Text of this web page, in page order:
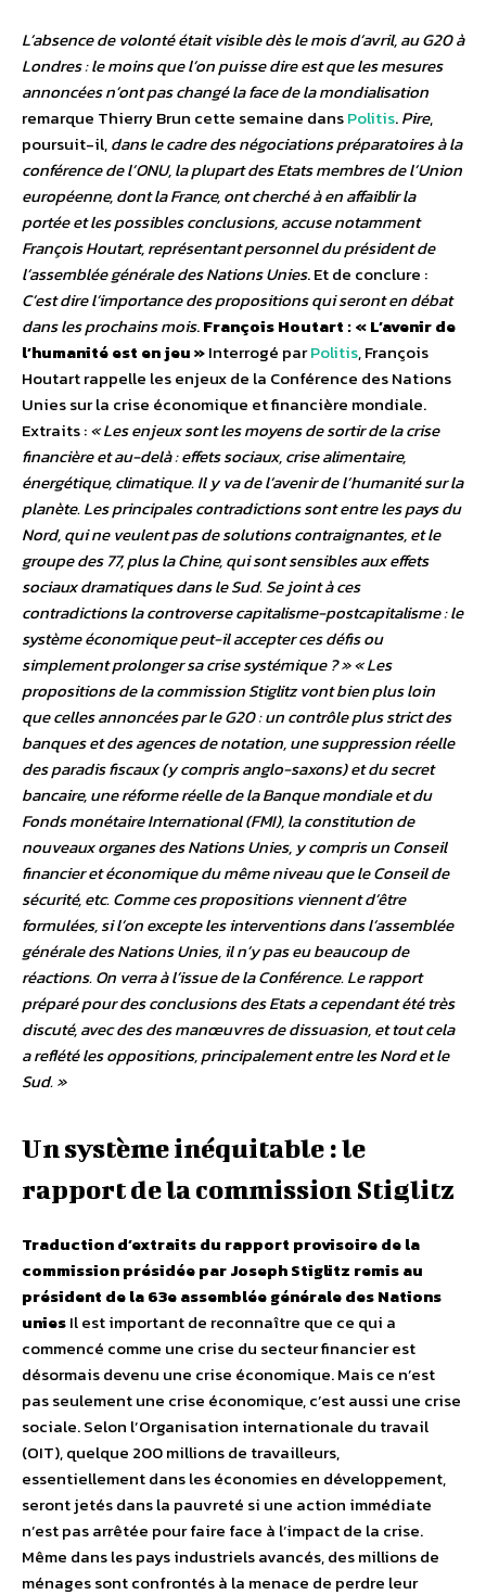
L’absence de volonté était visible dès le mois d’avril, au G20 à
Londres : le moins que l’on puisse dire est que les mesures
annoncées n’ont pas changé la face de la mondialisation
remarque Thierry Brun cette semaine dansPolitis.Pire,
poursuit-il,dans le cadre des négociations préparatoires à la
conférence de l’ONU, la plupart des Etats membres de l’Union
européenne, dont la France, ont cherché à en affaiblir la
portée et les possibles conclusions, accuse notamment
François Houtart, représentant personnel du président de
l’assemblée générale des Nations Unies. Et de conclure :
C’est dire l’importance des propositions qui seront en débat
dans les prochains mois.François Houtart : « L’avenir de
l’humanité est en jeu »Interrogé parPolitis, François
Houtart rappelle les enjeux de la Conférence des Nations
Unies sur la crise économique et financière mondiale.
Extraits :« Les enjeux sont les moyens de sortir de la crise
financière et au-delà : effets sociaux, crise alimentaire,
énergétique, climatique. Il y va de l’avenir de l’humanité sur la
planète. Les principales contradictions sont entre les pays du
Nord, qui ne veulent pas de solutions contraignantes, et le
groupe des 77, plus la Chine, qui sont sensibles aux effets
sociaux dramatiques dans le Sud. Se joint à ces
contradictions la controverse capitalisme-postcapitalisme : le
système économique peut-il accepter ces défis ou
simplement prolonger sa crise systémique ? » « Les
propositions de la commission Stiglitz vont bien plus loin
que celles annoncées par le G20 : un contrôle plus strict des
banques et des agences de notation, une suppression réelle
des paradis fiscaux (y compris anglo-saxons) et du secret
bancaire, une réforme réelle de la Banque mondiale et du
Fonds monétaire International (FMI), la constitution de
nouveaux organes des Nations Unies, y compris un Conseil
financier et économique du même niveau que le Conseil de
sécurité, etc. Comme ces propositions viennent d’être
formulées, si l’on excepte les interventions dans l’assemblée
générale des Nations Unies, il n’y pas eu beaucoup de
réactions. On verra à l’issue de la Conférence. Le rapport
préparé pour des conclusions des Etats a cependant été très
discuté, avec des des manœuvres de dissuasion, et tout cela
a reflété les oppositions, principalement entre les Nord et le
Sud. »
Un système inéquitable : le
rapport de la commission Stiglitz
Traduction d’extraits du rapport provisoire de la
commission présidée par Joseph Stiglitz remis au
président de la 63e assemblée générale des Nations
uniesIl est important de reconnaître que ce qui a
commencé comme une crise du secteur financier est
désormais devenu une crise économique. Mais ce n’est
pas seulement une crise économique, c’est aussi une crise
sociale. Selon l’Organisation internationale du travail
(OIT), quelque 200 millions de travailleurs,
essentiellement dans les économies en développement,
seront jetés dans la pauvreté si une action immédiate
n’est pas arrêtée pour faire face à l’impact de la crise.
Même dans les pays industriels avancés, des millions de
ménages sont confrontés à la menace de perdre leur